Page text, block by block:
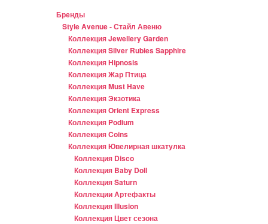
Бренды
Style Avenue - Стайл Авеню
Коллекция Jewellery Garden
Коллекция Silver Rubies Sapphire
Коллекция Hipnosis
Коллекция Жар Птица
Коллекция Must Have
Коллекция Экзотика
Коллекция Orient Express
Коллекция Podium
Коллекция Coins
Коллекция Ювелирная шкатулка
Коллекция Disco
Коллекция Baby Doll
Коллекция Saturn
Коллекции Артефакты
Коллекция Illusion
Коллекция Цвет сезона